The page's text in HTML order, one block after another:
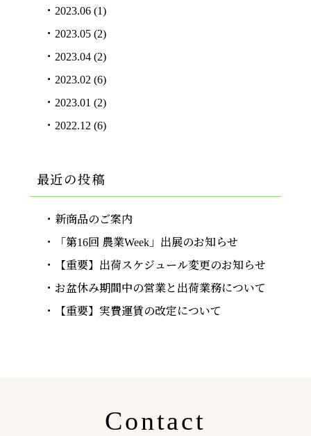
2023.06(1)
2023.05(2)
2023.04(2)
2023.02 (6)
2023.01 (2)
2022.12 (6)
最近の投稿
新商品のご案内
「第16回 農業Week」出展のお知らせ
【重要】出荷スケジュール変更のお知らせ
お盆休み期間中の営業と出荷業務について
【重要】実費運賃の改定について
Contact